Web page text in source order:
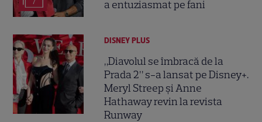
a entuziasmat pe fani
DISNEY PLUS
„Diavolul se îmbracă de la
Prada 2” s-a lansat pe Disney+.
Meryl Streep și Anne
Hathaway revin la revista
Runway